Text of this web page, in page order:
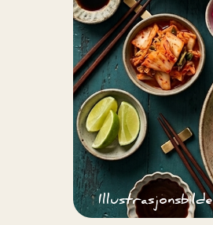
Illustrasjonsbilde